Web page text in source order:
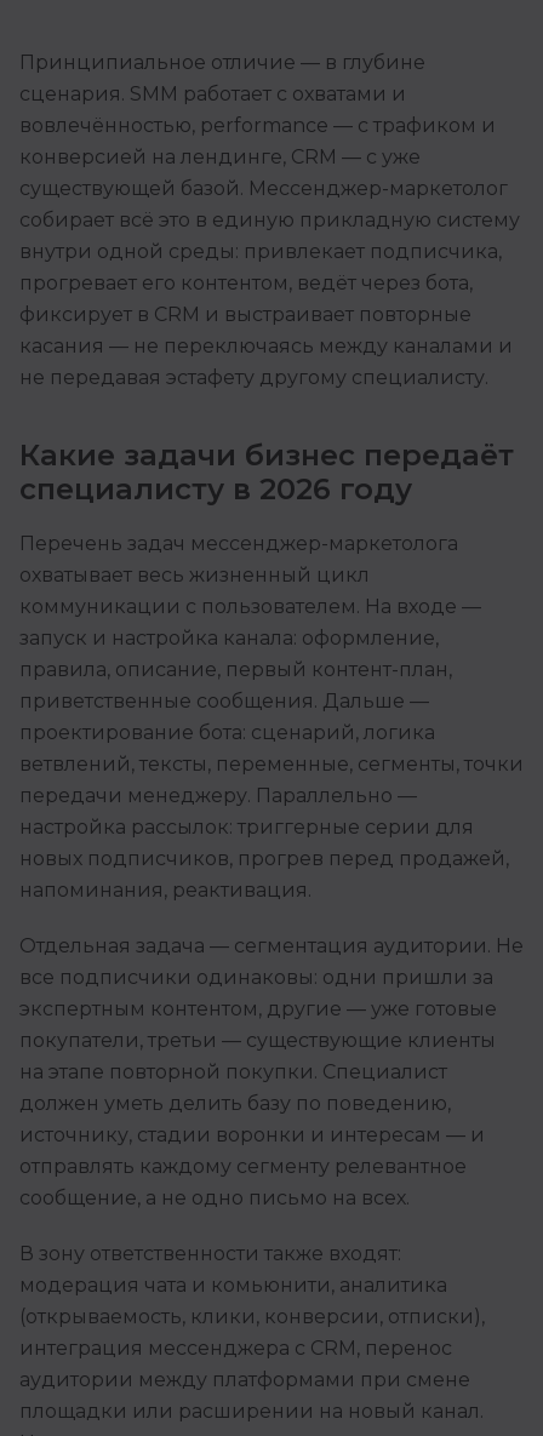
Принципиальное отличие — в глубине
сценария. SMM работает с охватами и
вовлечённостью, performance — с трафиком и
конверсией на лендинге, CRM — с уже
существующей базой. Мессенджер-маркетолог
собирает всё это в единую прикладную систему
внутри одной среды: привлекает подписчика,
прогревает его контентом, ведёт через бота,
фиксирует в CRM и выстраивает повторные
касания — не переключаясь между каналами и
не передавая эстафету другому специалисту.
Какие задачи бизнес передаёт
специалисту в 2026 году
Перечень задач мессенджер-маркетолога
охватывает весь жизненный цикл
коммуникации с пользователем. На входе —
запуск и настройка канала: оформление,
правила, описание, первый контент-план,
приветственные сообщения. Дальше —
проектирование бота: сценарий, логика
ветвлений, тексты, переменные, сегменты, точки
передачи менеджеру. Параллельно —
настройка рассылок: триггерные серии для
новых подписчиков, прогрев перед продажей,
напоминания, реактивация.
Отдельная задача — сегментация аудитории. Не
все подписчики одинаковы: одни пришли за
экспертным контентом, другие — уже готовые
покупатели, третьи — существующие клиенты
на этапе повторной покупки. Специалист
должен уметь делить базу по поведению,
источнику, стадии воронки и интересам — и
отправлять каждому сегменту релевантное
сообщение, а не одно письмо на всех.
В зону ответственности также входят:
модерация чата и комьюнити, аналитика
(открываемость, клики, конверсии, отписки),
интеграция мессенджера с CRM, перенос
аудитории между платформами при смене
площадки или расширении на новый канал.